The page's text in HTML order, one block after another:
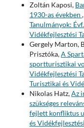
Zoltán Kaposi,
1930-as években ,
Tanulmányok:
Vidékfejlesztési
Gergely Marton,
Prisztóka,A
sportturisztikai
Vidékfejlesztési
Turisztikai és
Nikolas Hatz,Az
szükséges
fejlett konfliktus
és